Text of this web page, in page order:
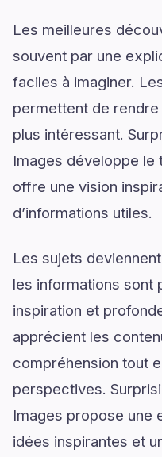
Les meilleures
souvent par une
faciles à imaginer.
permettent de
plus intéressant.
Images développe le
offre une vision
d’informations utiles.
Les sujets
les informations sont
inspiration et
apprécient les
compréhension tout
perspectives.
Images propose une
idées inspirantes et